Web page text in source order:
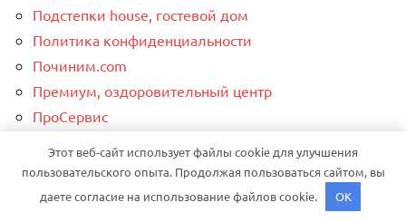
Подстепки house, гостевой дом
Политика конфиденциальности
Починим.com
Премиум, оздоровительный центр
ПроСервис
Пять звезд, парная
Радость дом
Этот веб-сайт использует файлы cookie для улучшения
пользовательского опыта. Продолжая пользоваться сайтом, вы
даете согласие на использование файлов cookie.
OK